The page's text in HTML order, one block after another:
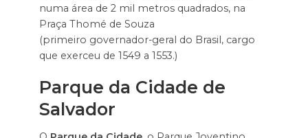
numa área de 2 mil metros quadrados, na
Praça Thomé de Souza
(primeiro governador-geral do Brasil, cargo
que exerceu de 1549 a 1553.)
Parque da Cidade de
Salvador